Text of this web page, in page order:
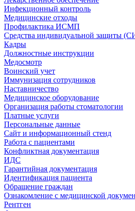
Инфекционный контроль
Медицинские отходы
Профилактика ИСМП
Средства индивидуальной защиты
Кадры
Должностные инструкции
Медосмотр
Воинский учет
Иммунизация сотрудников
Наставничество
Медицинское оборудование
Организация работы стоматологии
Платные услуги
Персональные данные
Сайт и информационный стенд
Работа с пациентами
Конфликтная документация
ИДС
Гарантийная документация
Идентификация пациента
Обращение граждан
Ознакомление с медицинской
Рентген